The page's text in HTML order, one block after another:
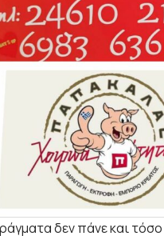
δεν πάνε και τόσο